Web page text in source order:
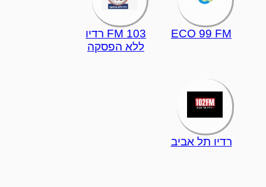
ECO 99 FM
103 FM רדיו
ללא הפסקה
רדיו תל אביב